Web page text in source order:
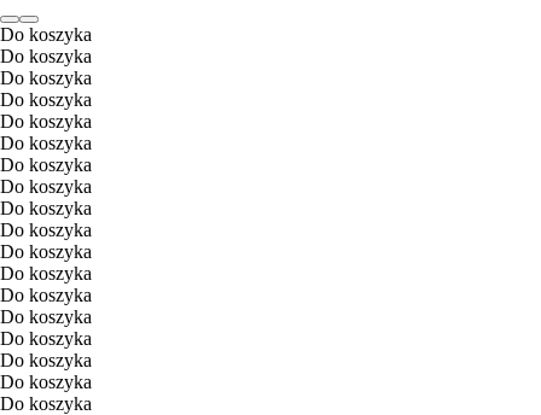
Do koszyka
Do koszyka
Do koszyka
Do koszyka
Do koszyka
Do koszyka
Do koszyka
Do koszyka
Do koszyka
Do koszyka
Do koszyka
Do koszyka
Do koszyka
Do koszyka
Do koszyka
Do koszyka
Do koszyka
Do koszyka